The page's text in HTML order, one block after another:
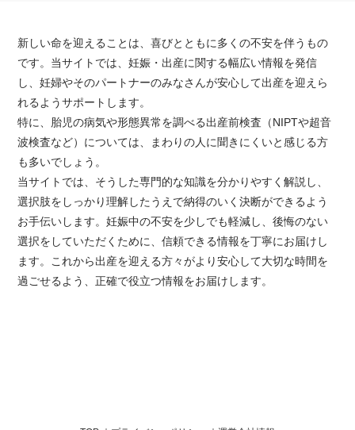
新しい命を迎えることは、喜びとともに多くの不安を伴うもの
です。当サイトでは、妊娠・出産に関する幅広い情報を発信
し、妊婦やそのパートナーのみなさんが安心して出産を迎えら
れるようサポートします。
特に、胎児の病気や形態異常を調べる出産前検査（NIPTや超音
波検査など）については、まわりの人に聞きにくいと感じる方
も多いでしょう。
当サイトでは、そうした専門的な知識を分かりやすく解説し、
選択肢をしっかり理解したうえで納得のいく決断ができるよう
お手伝いします。妊娠中の不安を少しでも軽減し、後悔のない
選択をしていただくために、信頼できる情報を丁寧にお届けし
ます。これから出産を迎える方々がより安心して大切な時間を
過ごせるよう、正確で役立つ情報をお届けします。